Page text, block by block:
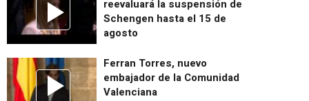
reevaluará la suspensión de
Schengen hasta el 15 de
agosto
Ferran Torres, nuevo
embajador de la Comunidad
Valenciana